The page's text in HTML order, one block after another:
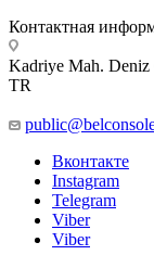
Контактная
Kadriye Mah.
TR
Вконтакте
Instagram
Telegram
Viber
Viber